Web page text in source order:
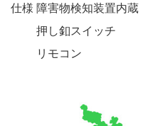
仕様 障害物検知装置内蔵
押し釦スイッチ
リモコン